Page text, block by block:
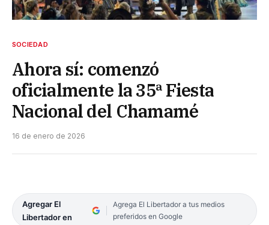
SOCIEDAD
Ahora sí: comenzó
oficialmente la 35ª Fiesta
Nacional del Chamamé
16 de enero de 2026
Agregar El
Libertador en
Agrega El Libertador a tus medios
preferidos en Google